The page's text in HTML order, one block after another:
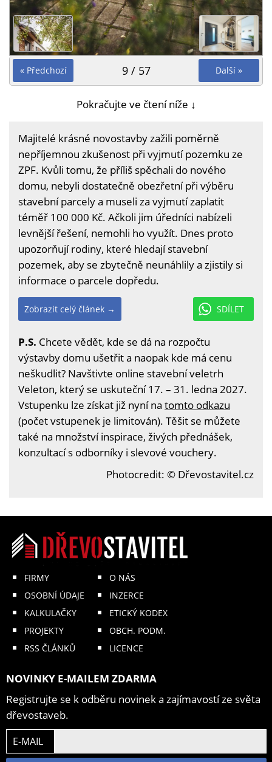
« Předchozí Další »
9 / 57
Pokračujte ve čtení níže ↓
Majitelé krásné novostavby zažili poměrně
nepříjemnou zkušenost při vyjmutí pozemku ze
ZPF. Kvůli tomu, že příliš spěchali do nového
domu, nebyli dostatečně obezřetní při výběru
stavební parcely a museli za vyjmutí zaplatit
téměř 100 000 Kč. Ačkoli jim úředníci nabízeli
levnější řešení, nemohli ho využít. Dnes proto
upozorňují rodiny, které hledají stavební
pozemek, aby se zbytečně neunáhlily a zjistily si
informace o parcele dopředu.
SDÍLET
Zobrazit celý článek →
P.S. Chcete vědět, kde se dá na rozpočtu
výstavby domu ušetřit a naopak kde má cenu
neškudlit? Navštivte online stavební veletrh
Veleton, který se uskuteční 17. – 31. ledna 2027.
Vstupenku lze získat již nyní na tomto odkazu
(počet vstupenek je limitován). Těšit se můžete
také na množství inspirace, živých přednášek,
konzultací s odborníky i slevové vouchery.
Photocredit: © Dřevostavitel.cz
FIRMY
OSOBNÍ ÚDAJE
KALKULAČKY
PROJEKTY
RSS ČLÁNKŮ
O NÁS
INZERCE
ETICKÝ KODEX
OBCH. PODM.
LICENCE
NOVINKY E-MAILEM ZDARMA
Registrujte se k odběru novinek a zajímavostí ze světa
dřevostaveb.
E-MAIL